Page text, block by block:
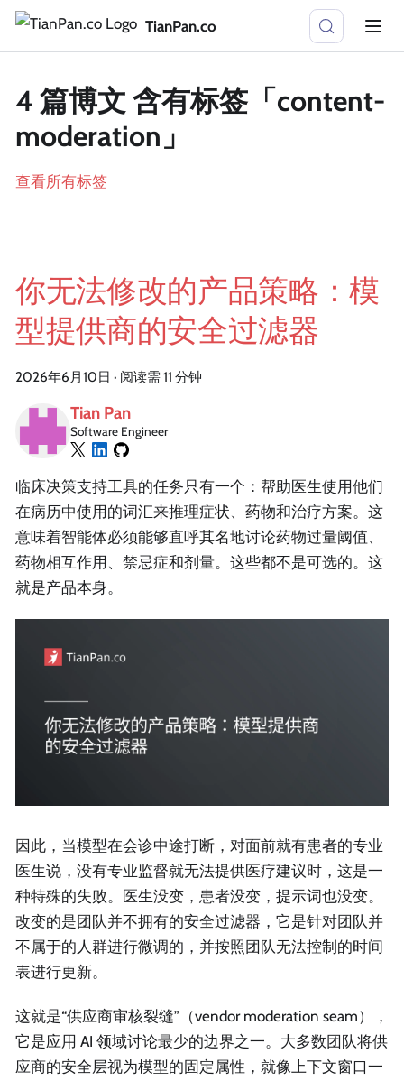
TianPan.co
4 篇博文 含有标签「content-
moderation」
查看所有标签
你无法修改的产品策略：模
型提供商的安全过滤器
2026年6月10日 · 阅读需 11 分钟
Tian Pan
Software Engineer
临床决策支持工具的任务只有一个：帮助医生使用他们
在病历中使用的词汇来推理症状、药物和治疗方案。这
意味着智能体必须能够直呼其名地讨论药物过量阈值、
药物相互作用、禁忌症和剂量。这些都不是可选的。这
就是产品本身。
因此，当模型在会诊中途打断，对面前就有患者的专业
医生说，没有专业监督就无法提供医疗建议时，这是一
种特殊的失败。医生没变，患者没变，提示词也没变。
改变的是团队并不拥有的安全过滤器，它是针对团队并
不属于的人群进行微调的，并按照团队无法控制的时间
表进行更新。
这就是“供应商审核裂缝”（vendor moderation seam），
它是应用 AI 领域讨论最少的边界之一。大多数团队将供
应商的安全层视为模型的固定属性，就像上下文窗口一